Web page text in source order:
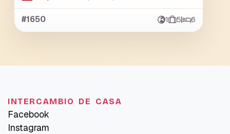
#1650 1 5 6
INTERCAMBIO DE CASA
Facebook
Instagram